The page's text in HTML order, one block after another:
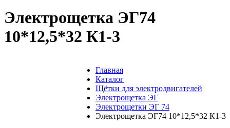
Электрощетка ЭГ74
10*12,5*32 К1-3
Главная
Каталог
Щётки для электродвигателей
Электрощетка ЭГ
Электрощетки ЭГ 74
Электрощетка ЭГ74 10*12,5*32 К1-3